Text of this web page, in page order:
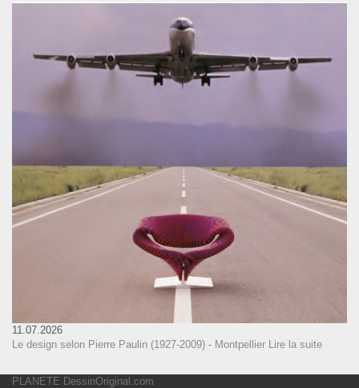
11.07.2026
Le design selon Pierre Paulin (1927-2009) - Montpellier
Lire la suite
PLANETE DessinOriginal.com